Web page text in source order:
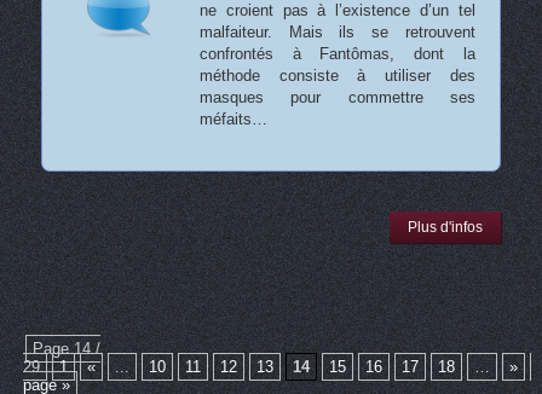
ne croient pas à l’existence d’un tel
malfaiteur. Mais ils se retrouvent
confrontés à Fantômas, dont la
méthode consiste à utiliser des
masques pour commettre ses
méfaits…
Plus d'infos
Page 14 /
29
1 « ... 10 11 12 13 14 15 16 17 18 … »
page »